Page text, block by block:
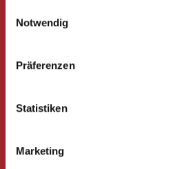
Notwendig
Präferenzen
Statistiken
Marketing
Sie und ihre Gäste